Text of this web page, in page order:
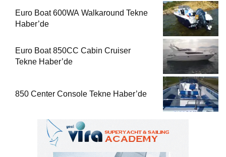
Euro Boat 600WA Walkaround Tekne
Haber’de
Euro Boat 850CC Cabin Cruiser
Tekne Haber’de
850 Center Console Tekne Haber’de